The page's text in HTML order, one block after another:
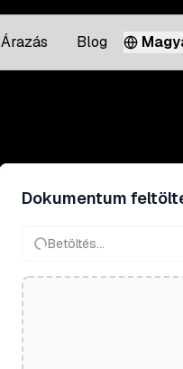
Árazás Blog
Dokumentum
Betöltés...